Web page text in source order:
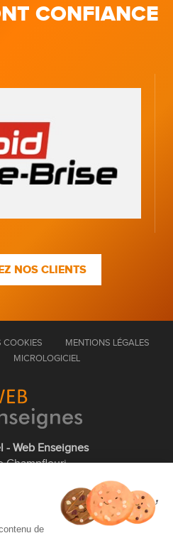
CONFIANCE
NOS CLIENTS
COOKIES
MENTIONS LÉGALES
MICROLOGICIEL
- Web Enseignes
Champfleuri
75 43 63 60
de